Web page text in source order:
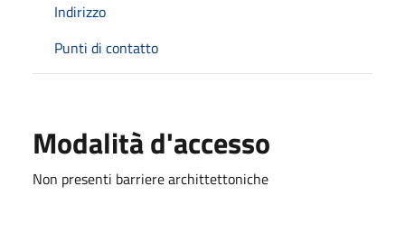
Indirizzo
Punti di contatto
Modalità d'accesso
Non presenti barriere archittettoniche